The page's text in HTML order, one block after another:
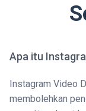
Apa itu
Instagram Video
membolehkan